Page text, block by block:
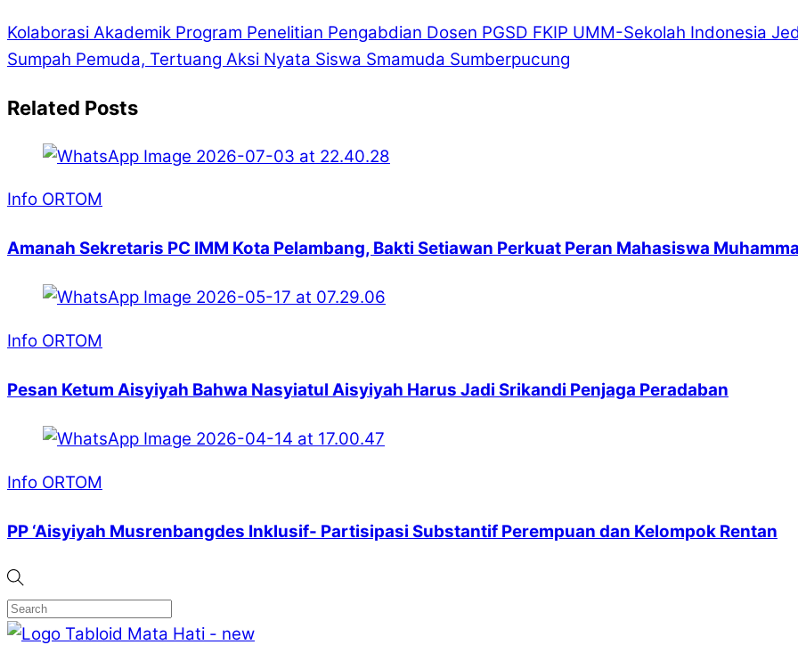
Kolaborasi Akademik Program Penelitian Pengabdian Dosen PGSD FKIP UMM-Sekolah Indonesia
Sumpah Pemuda, Tertuang Aksi Nyata Siswa Smamuda Sumberpucung
Related Posts
Info ORTOM
Amanah Sekretaris PC IMM Kota Pelambang, Bakti Setiawan Perkuat Peran Mahasiswa
Info ORTOM
Pesan Ketum Aisyiyah Bahwa Nasyiatul Aisyiyah Harus Jadi Srikandi Penjaga Peradaban
Info ORTOM
PP ‘Aisyiyah Musrenbangdes Inklusif- Partisipasi Substantif Perempuan dan Kelompok Rentan